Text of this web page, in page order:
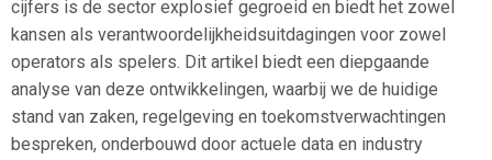
cijfers is de sector explosief gegroeid en biedt het zowel
kansen als verantwoordelijkheidsuitdagingen voor zowel
operators als spelers. Dit artikel biedt een diepgaande
analyse van deze ontwikkelingen, waarbij we de huidige
stand van zaken, regelgeving en toekomstverwachtingen
bespreken, onderbouwd door actuele data en industry